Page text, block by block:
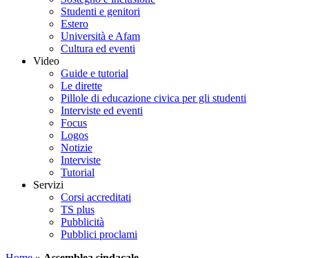
Studenti e genitori
Estero
Università e Afam
Cultura ed eventi
Video
Guide e tutorial
Le dirette
Pillole di educazione civica per gli studenti
Interviste ed eventi
Focus
Logos
Notizie
Interviste
Tutorial
Servizi
Corsi accreditati
TS plus
Pubblicità
Pubblici proclami